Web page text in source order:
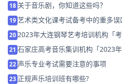
18 关于音乐剧，你知道这些吗？
19艺术类文化课考试备考中的重多
202023年大连钢琴艺考培训机构「考
21 石家庄高考音乐集训机构「2023年
22 声乐专业考试需要注意的事项
23 正规声乐培训班有哪些?